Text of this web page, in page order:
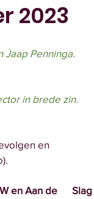
2023
Jaap Penninga.
in brede zin.
en
en Aan de      Slag